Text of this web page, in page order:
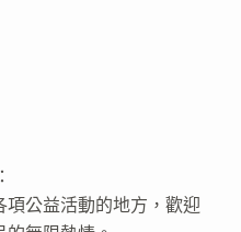
公益活動的地方，歡迎